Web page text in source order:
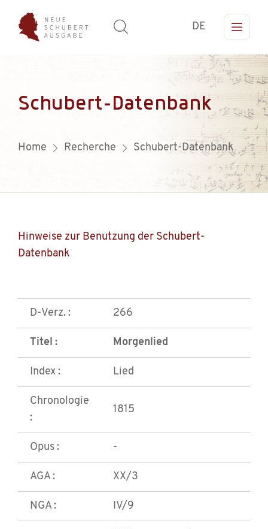
DE
Schubert-Datenbank
Home Recherche Schubert-Datenbank
Hinweise zur Benutzung der Schubert-
Datenbank
D-Verz. : 266
Titel : Morgenlied
Index : Lied
Chronologie
:
1815
Opus : -
AGA : XX/3
NGA : IV/9